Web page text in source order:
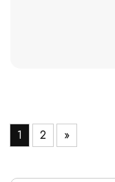
1 2 »